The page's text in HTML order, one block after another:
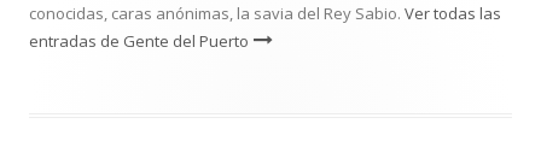
conocidas, caras anónimas, la savia del Rey Sabio. Ver todas las
entradas de Gente del Puerto